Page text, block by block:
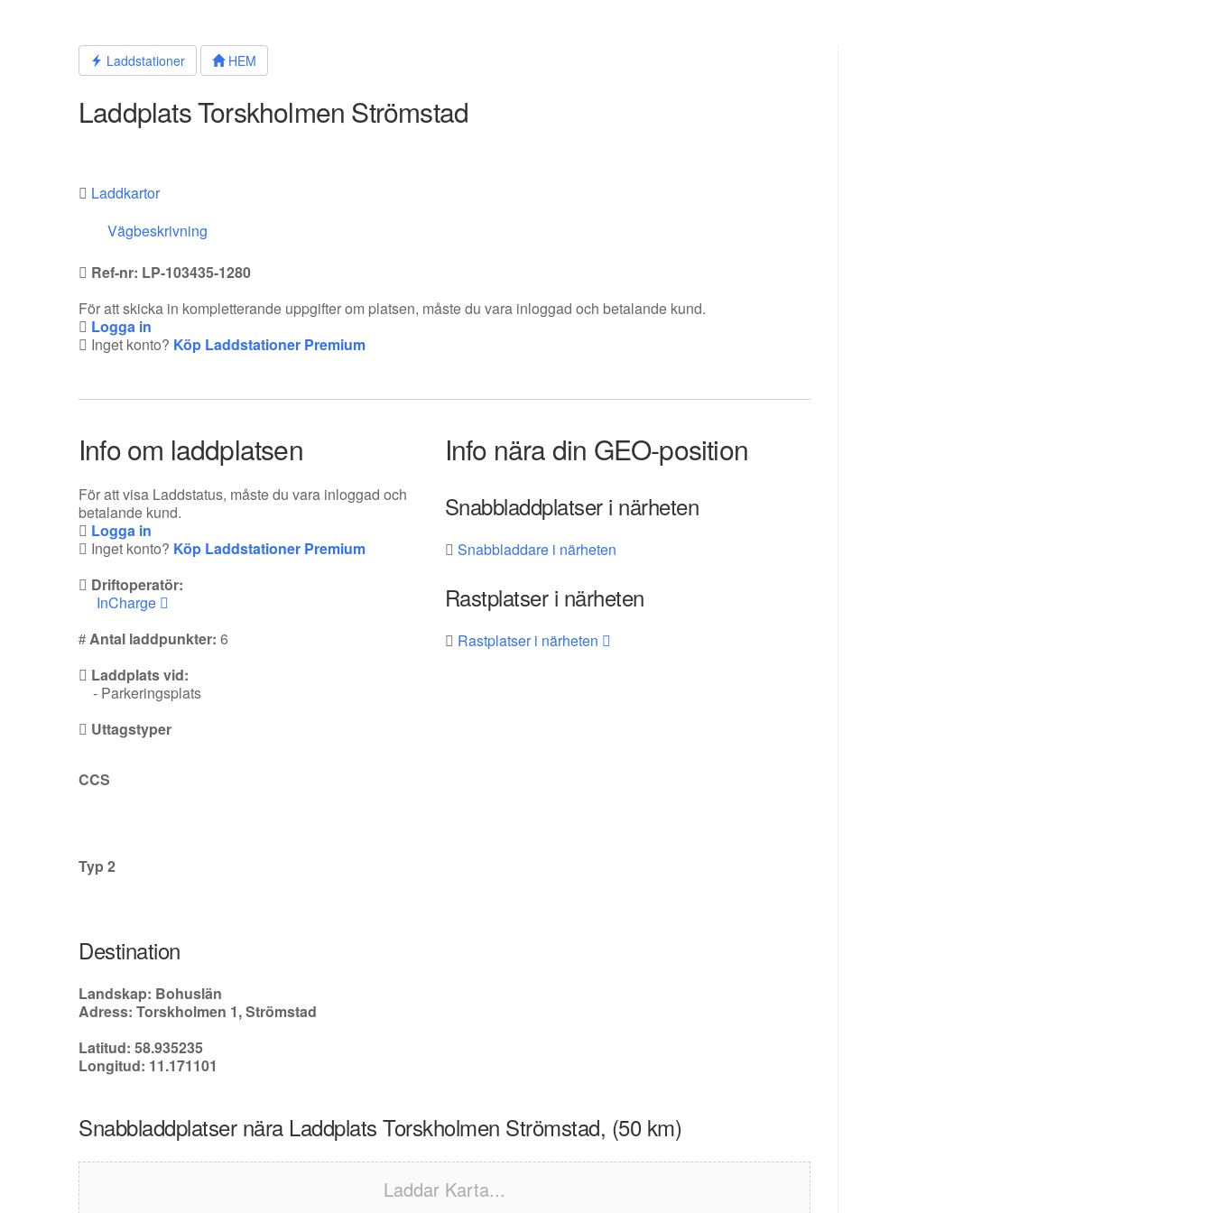
Laddstationer HEM
Laddplats Torskholmen Strömstad
Laddkartor
Vägbeskrivning
Ref-nr: LP-103435-1280
För att skicka in kompletterande uppgifter om platsen, måste du vara inloggad och betalande kund.
Logga in
Inget konto? Köp Laddstationer Premium
Info om laddplatsen
För att visa Laddstatus, måste du vara inloggad och
betalande kund.
Logga in
Inget konto? Köp Laddstationer Premium
Driftoperatör:
InCharge
Antal laddpunkter: 6
Laddplats vid:
- Parkeringsplats
Uttagstyper
CCS
Typ 2
Destination
Landskap: Bohuslän
Adress: Torskholmen 1, Strömstad
Latitud: 58.935235
Longitud: 11.171101
Info nära din GEO-position
Snabbladdplatser i närheten
Snabbladdare i närheten
Rastplatser i närheten
Rastplatser i närheten
Snabbladdplatser nära Laddplats Torskholmen Strömstad, (50 km)
Laddar Karta...